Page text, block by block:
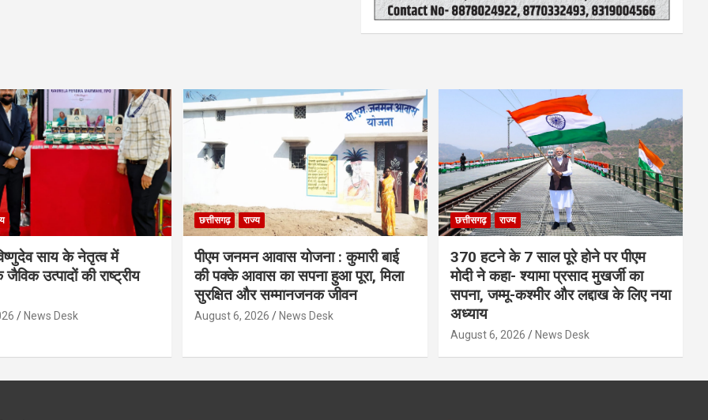
साय के नेतृत्व में
उत्पादों की राष्ट्रीय
News Desk
छत्तीसगढ़ राज्य
पीएम जनमन आवास योजना : कुमारी बाई
की पक्के आवास का सपना हुआ पूरा, मिला
सुरक्षित और सम्मानजनक जीवन
August 6, 2026 News Desk
छत्तीसगढ़ राज्य
370 हटने के 7 साल पूरे होने पर पीएम
मोदी ने कहा- श्यामा प्रसाद मुखर्जी का
सपना, जम्मू-कश्मीर और लद्दाख के लिए नया
अध्याय
August 6, 2026 News Desk